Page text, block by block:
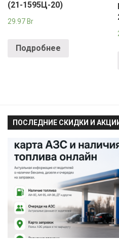
(21-1595Ц-20)
29.97 Br
Подробнее
ПОСЛЕДНИЕ СКИДКИ И